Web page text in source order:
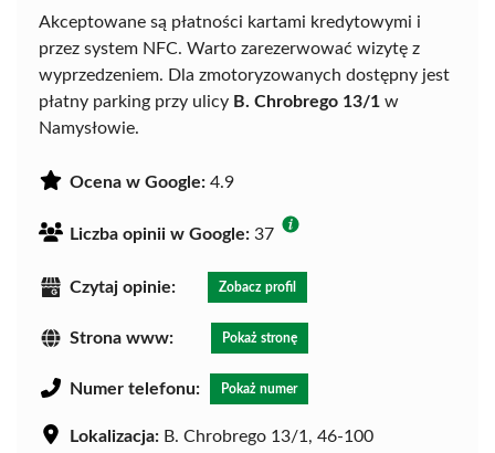
Akceptowane są płatności kartami kredytowymi i
przez system NFC. Warto zarezerwować wizytę z
wyprzedzeniem. Dla zmotoryzowanych dostępny jest
płatny parking przy ulicy B. Chrobrego 13/1 w
Namysłowie.
Ocena w Google: 4.9
Liczba opinii w Google: 37
Czytaj opinie: Zobacz profil
Strona www: Pokaż stronę
Numer telefonu: Pokaż numer
Lokalizacja: B. Chrobrego 13/1, 46-100